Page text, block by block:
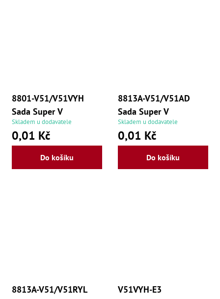
8801-V51/V51VYH
Sada Super V
Skladem u dodavatele
0,01 Kč
Do košíku
8813A-V51/V51AD
Sada Super V
Skladem u dodavatele
0,01 Kč
Do košíku
8813A-V51/V51RYL
V51VYH-E3